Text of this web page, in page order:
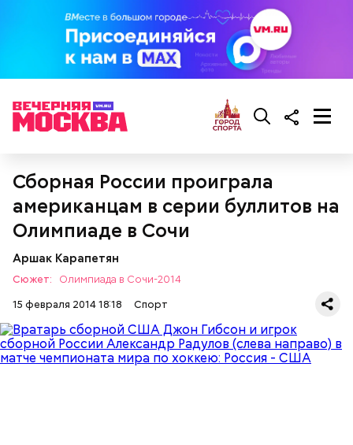
Сборная России проиграла
американцам в серии буллитов на
Олимпиаде в Сочи
Аршак Карапетян
Сюжет:
Олимпиада в Сочи-2014
15 февраля 2014 18:18
Спорт